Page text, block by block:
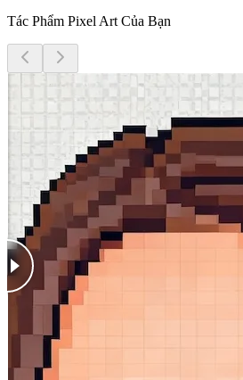
Tác Phẩm Pixel Art Của Bạn